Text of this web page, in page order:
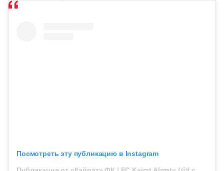
Посмотреть эту публикацию в Instagram